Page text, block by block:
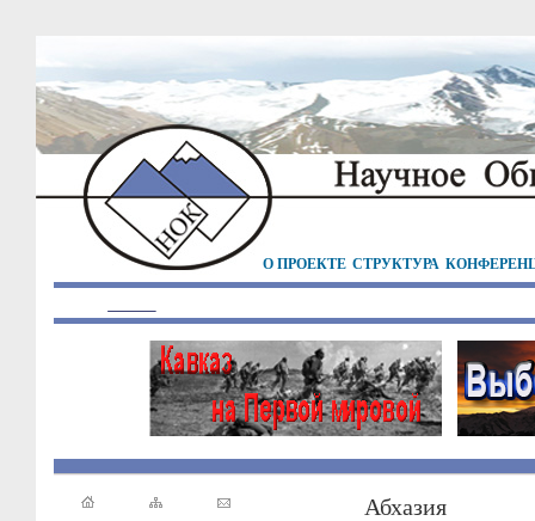
О ПРОЕКТЕ СТРУКТУРА
Абхазия